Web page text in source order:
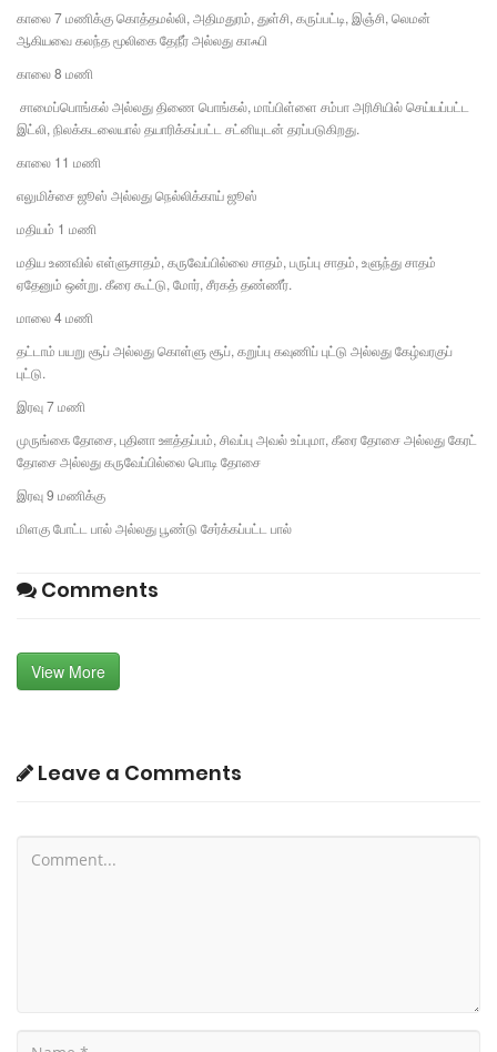
காலை 7 மணிக்கு கொத்தமல்லி, அதிமதுரம், துள்சி, கருப்பட்டி, இஞ்சி, லெமன்
ஆகியவை கலந்த மூலிகை தேநீர் அல்லது காஃபி
காலை 8 மணி
சாமைப்பொங்கல் அல்லது திணை பொங்கல், மாப்பிள்ளை சம்பா அரிசியில் செய்யப்பட்ட
இட்லி, நிலக்கடலையால் தயாரிக்கப்பட்ட சட்னியுடன் தரப்படுகிறது.
காலை 11 மணி
எலுமிச்சை ஜூஸ் அல்லது நெல்லிக்காய் ஜூஸ்
மதியம் 1 மணி
மதிய உணவில் எள்ளுசாதம், கருவேப்பில்லை சாதம், பருப்பு சாதம், உளுந்து சாதம்
ஏதேனும் ஒன்று. கீரை கூட்டு, மோர், சீரகத் தண்ணீர்.
மாலை 4 மணி
தட்டாம் பயறு சூப் அல்லது கொள்ளு சூப், கறுப்பு கவுணிப் புட்டு அல்லது கேழ்வரகுப்
புட்டு.
இரவு 7 மணி
முருங்கை தோசை, புதினா ஊத்தப்பம், சிவப்பு அவல் உப்புமா, கீரை தோசை அல்லது கேரட்
தோசை அல்லது கருவேப்பில்லை பொடி தோசை
இரவு 9 மணிக்கு
மிளகு போட்ட பால் அல்லது பூண்டு சேர்க்கப்பட்ட பால்
Comments
View More
Leave a Comments